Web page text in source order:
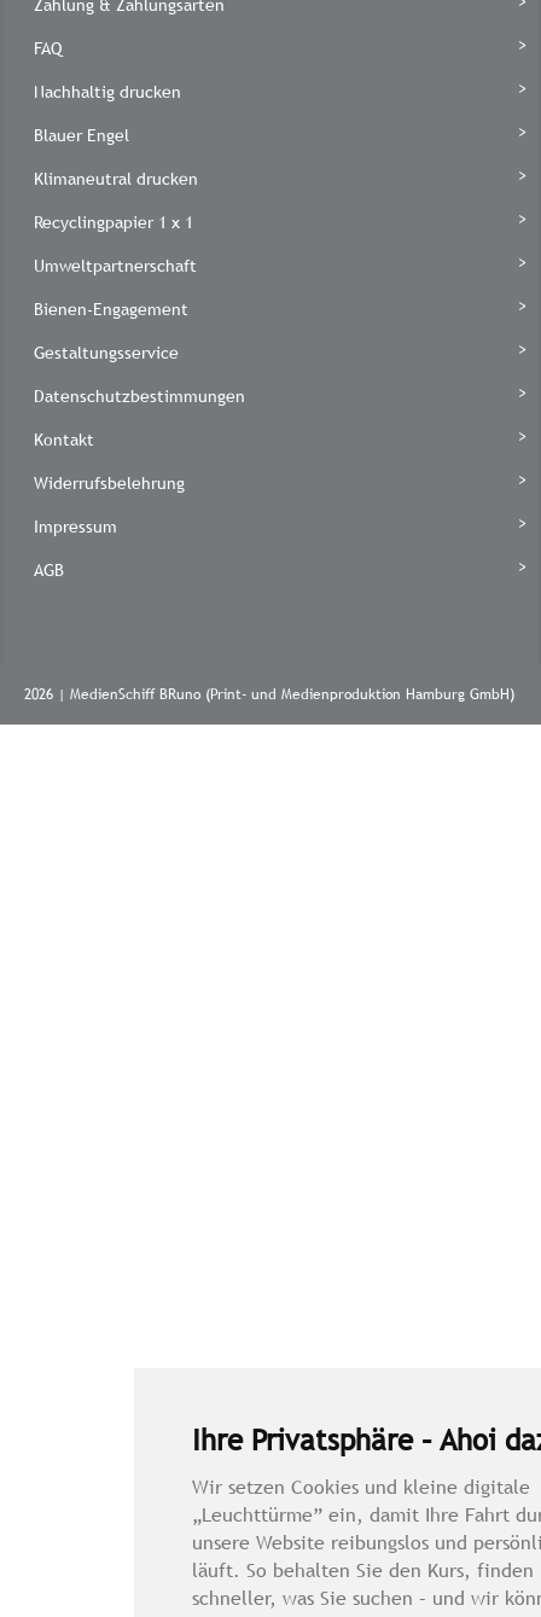
Ihre Privatsphäre – Ahoi
Wir setzen Cookies und kleine digitale
„Leuchttürme” ein, damit Ihre Fahrt
unsere Website reibungslos und
läuft. So behalten Sie den Kurs, finden
schneller, was Sie suchen – und wir
Zahlung & Zahlungsarten
FAQ
Nachhaltig drucken
Blauer Engel
Klimaneutral drucken
Recyclingpapier 1 x 1
Umweltpartnerschaft
Bienen-Engagement
Gestaltungsservice
Datenschutzbestimmungen
Kontakt
Widerrufsbelehrung
Impressum
AGB
2026 | MedienSchiff BRuno (Print- und Medienproduktion Hamburg GmbH)